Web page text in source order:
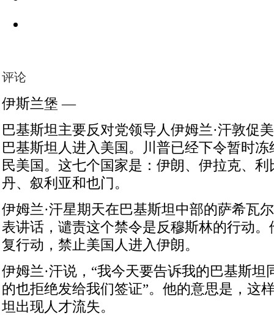
评论
伊斯兰堡 —
巴基斯坦主要反对党领导人伊姆兰·汗敦促
巴基斯坦人进入美国。川普已经下令暂时
民美国。这七个国家是：伊朗、伊拉克、
丹、叙利亚和也门。
伊姆兰·汗星期天在巴基斯坦中部的萨希瓦
表讲话，谴责这个禁令是反穆斯林的行动
复行动，禁止美国人进入伊朗。
伊姆兰·汗说，“我今天要告诉我的巴基斯坦
的也拒绝发给我们签证”。他的意思是，这
坦出现人才流失。